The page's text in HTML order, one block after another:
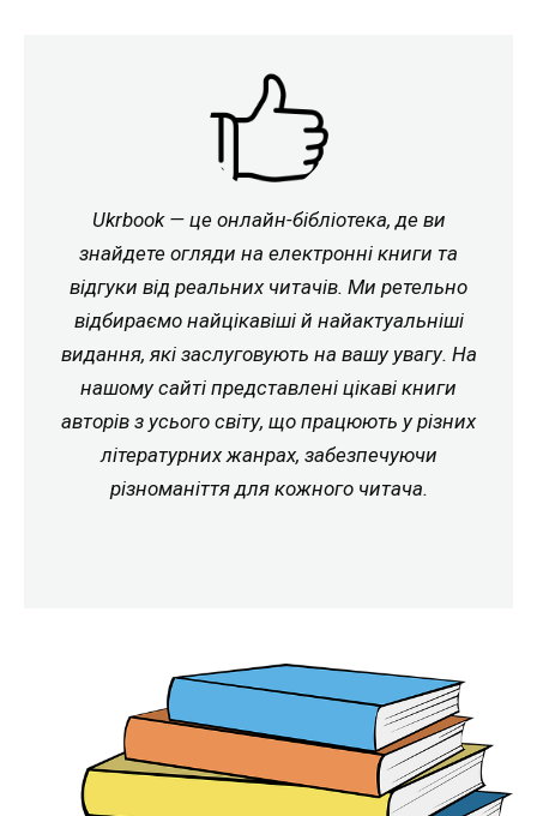
Ukrbook — це онлайн-бібліотека, де ви
знайдете огляди на електронні книги та
відгуки від реальних читачів. Ми ретельно
відбираємо найцікавіші й найактуальніші
видання, які заслуговують на вашу увагу. На
нашому сайті представлені цікаві книги
авторів з усього світу, що працюють у різних
літературних жанрах, забезпечуючи
різноманіття для кожного читача.